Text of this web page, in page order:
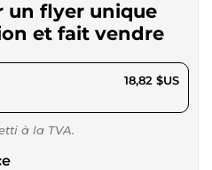
un flyer unique
et fait vendre
$US 18,82 $US
à la TVA.